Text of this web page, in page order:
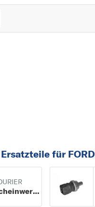
ESCORT
F
K
KA+
KUGA
für
Nebelscheinwerfer